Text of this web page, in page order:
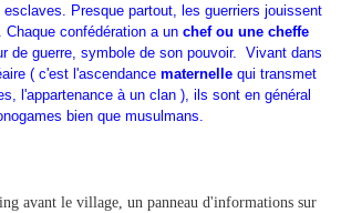
Presque partout, les guerriers jouissent
Chaque confédération a un chef ou une cheffe
de guerre, symbole de son pouvoir. Vivant dans
( c'est l'ascendance maternelle qui transmet
l'appartenance à un clan ), ils sont en général
bien que musulmans.
avant le village, un panneau d'informations sur